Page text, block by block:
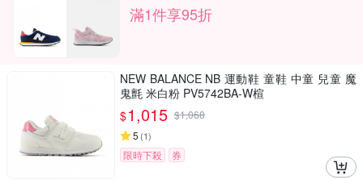
滿1件享95折
NEW BALANCE NB 運動鞋 童鞋 中童 兒童 魔
鬼氈 米白粉 PV5742BA-W楦
$1,015 $1,068
5 (1)
限時下殺 券